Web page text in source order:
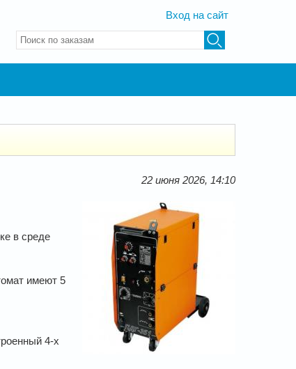
Вход на сайт
Введите ключевые слова для поиска
22 июня 2026, 14:10
в среде
имеют 5
4-х